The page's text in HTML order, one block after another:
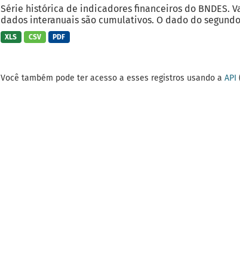
Série histórica de indicadores financeiros do BNDES.
dados interanuais são cumulativos. O dado do
XLS CSV PDF
Você também pode ter acesso a esses registros usando a API